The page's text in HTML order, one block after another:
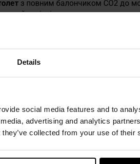
Details
social media features and to
advertising and analytics
collected from your use of their
з повним балончиком CO2 до
в місці курка.